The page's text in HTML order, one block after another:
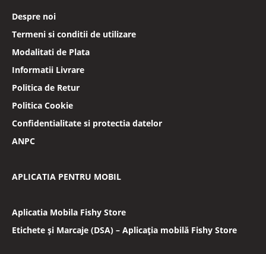
Despre noi
Termeni si conditii de utilizare
Modalitati de Plata
Informatii Livrare
Politica de Retur
Politica Cookie
Confidentialitate si protectia datelor
ANPC
APLICATIA PENTRU MOBIL
Aplicatia Mobila Fishy Store
Etichete și Marcaje (DSA) – Aplicația mobilă Fishy Store